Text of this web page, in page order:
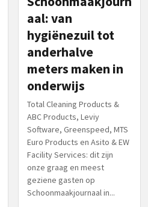
aal: van
hygiënezuil tot
anderhalve
meters maken in
onderwijs
Total Cleaning Products &
ABC Products, Leviy
Software, Greenspeed, MTS
Euro Products en Asito & EW
Facility Services: dit zijn
onze graag en meest
geziene gasten op
Schoonmaakjournaal in...